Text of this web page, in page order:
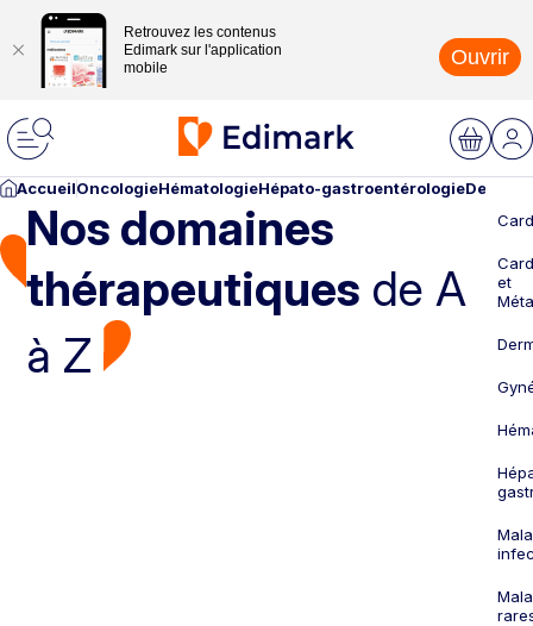
Retrouvez les contenus
Edimark sur l'application
mobile
Ouvrir
AccueilOncologieHématologieHépato-gastroentérologie
Nos domaines
thérapeutiques de A
à Z
et